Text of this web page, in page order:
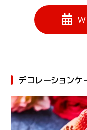
デコレーションケ